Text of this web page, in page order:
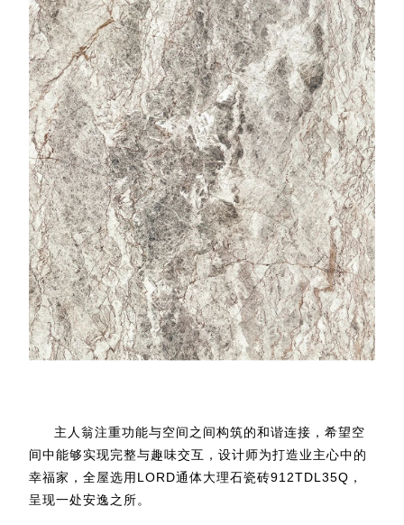
主人翁注重功能与空间之间构筑的和谐连接，希望空
间中能够实现完整与趣味交互，设计师为打造业主心中的
幸福家，全屋选用LORD通体大理石瓷砖912TDL35Q，
呈现一处安逸之所。